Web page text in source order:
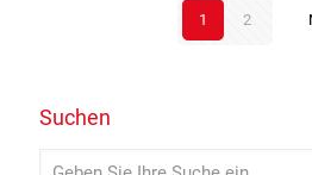
1 2
Suchen